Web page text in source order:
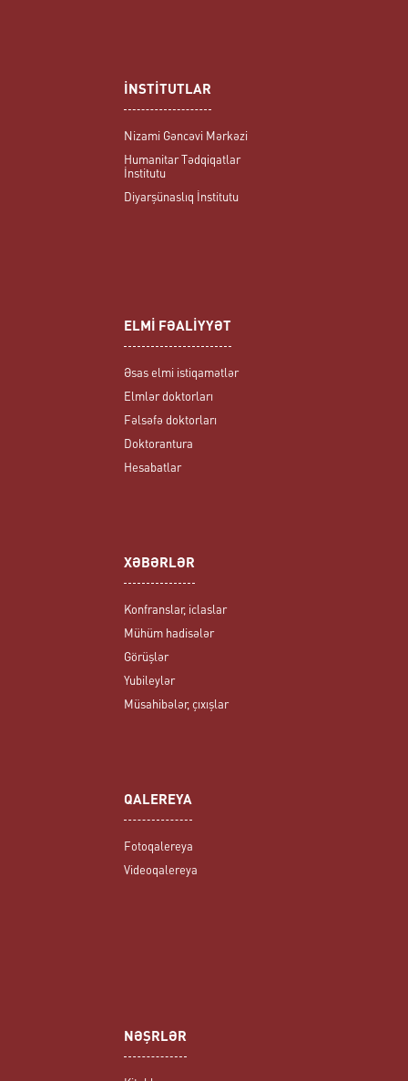
İNSTİTUTLAR
Nizami Gəncəvi Mərkəzi
Humanitar Tədqiqatlar
İnstitutu
Diyarşünaslıq İnstitutu
ELMİ FƏALİYYƏT
Əsas elmi istiqamətlər
Elmlər doktorları
Fəlsəfə doktorları
Doktorantura
Hesabatlar
XƏBƏRLƏR
Konfranslar, iclaslar
Mühüm hadisələr
Görüşlər
Yubileylər
Müsahibələr, çıxışlar
QALEREYA
Fotoqalereya
Videoqalereya
NƏŞRLƏR